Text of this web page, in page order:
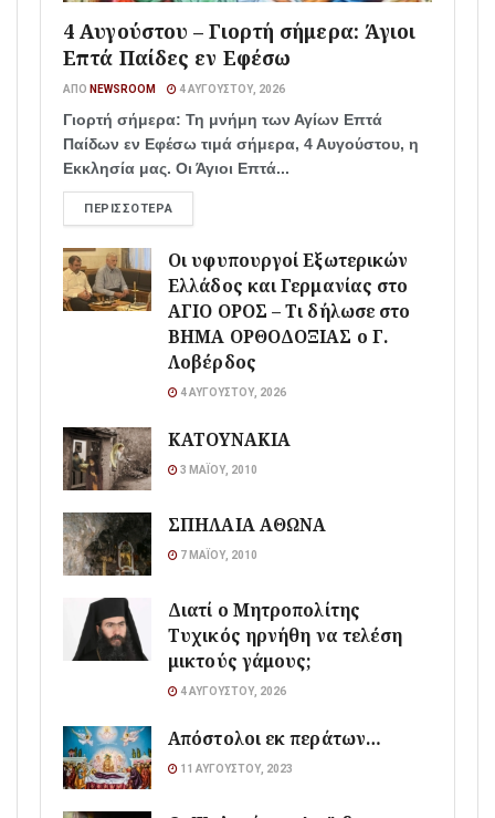
4 Αυγούστου – Γιορτή σήμερα: Άγιοι
Επτά Παίδες εν Εφέσω
ΑΠΌ NEWSROOM 4 ΑΥΓΟΎΣΤΟΥ, 2026
Γιορτή σήμερα: Τη μνήμη των Αγίων Επτά
Παίδων εν Εφέσω τιμά σήμερα, 4 Αυγούστου, η
Εκκλησία μας. Οι Άγιοι Επτά...
ΠΕΡΙΣΣΌΤΕΡΑ
Οι υφυπουργοί Εξωτερικών
Ελλάδος και Γερμανίας στο
ΑΓΙΟ ΟΡΟΣ – Τι δήλωσε στο
ΒΗΜΑ ΟΡΘΟΔΟΞΙΑΣ ο Γ.
Λοβέρδος
4 ΑΥΓΟΎΣΤΟΥ, 2026
ΚΑΤΟΥΝΑΚΙΑ
3 ΜΑΪ́ΟΥ, 2010
ΣΠΗΛΑΙΑ ΑΘΩΝΑ
7 ΜΑΪ́ΟΥ, 2010
Διατί ο Μητροπολίτης
Τυχικός ηρνήθη να τελέση
μικτούς γάμους;
4 ΑΥΓΟΎΣΤΟΥ, 2026
Απόστολοι εκ περάτων…
11 ΑΥΓΟΎΣΤΟΥ, 2023